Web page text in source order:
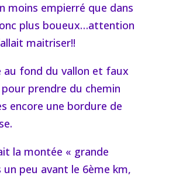
moins empierré que dans
plus boueux…attention
maitriser!!
au fond du vallon et faux
prendre du chemin
encore une bordure de
la montée « grande
peu avant le 6ème km,